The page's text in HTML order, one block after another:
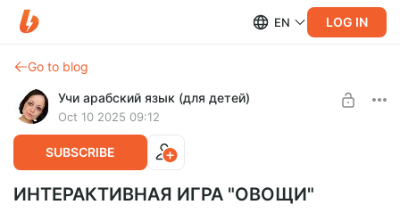
EN LOG IN
Go to blog
Учи арабский язык (для детей)
Oct 10 2025 09:12
SUBSCRIBE
ИНТЕРАКТИВНАЯ ИГРА "ОВОЩИ"